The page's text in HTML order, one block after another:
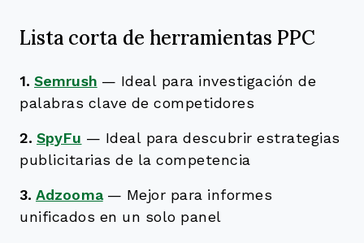
Lista corta de herramientas PPC
1. Semrush — Ideal para investigación de
palabras clave de competidores
2. SpyFu — Ideal para descubrir estrategias
publicitarias de la competencia
3. Adzooma — Mejor para informes
unificados en un solo panel